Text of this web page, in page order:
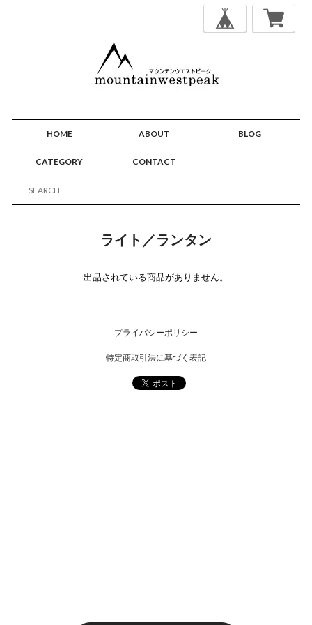
HOME ABOUT BLOG
CATEGORY CONTACT
ライト／ランタン
出品されている商品がありません。
プライバシーポリシー
特定商取引法に基づく表記